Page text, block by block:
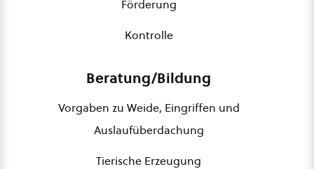
Förderung
Kontrolle
Beratung/Bildung
Vorgaben zu Weide, Eingriffen und
Auslaufüberdachung
Tierische Erzeugung